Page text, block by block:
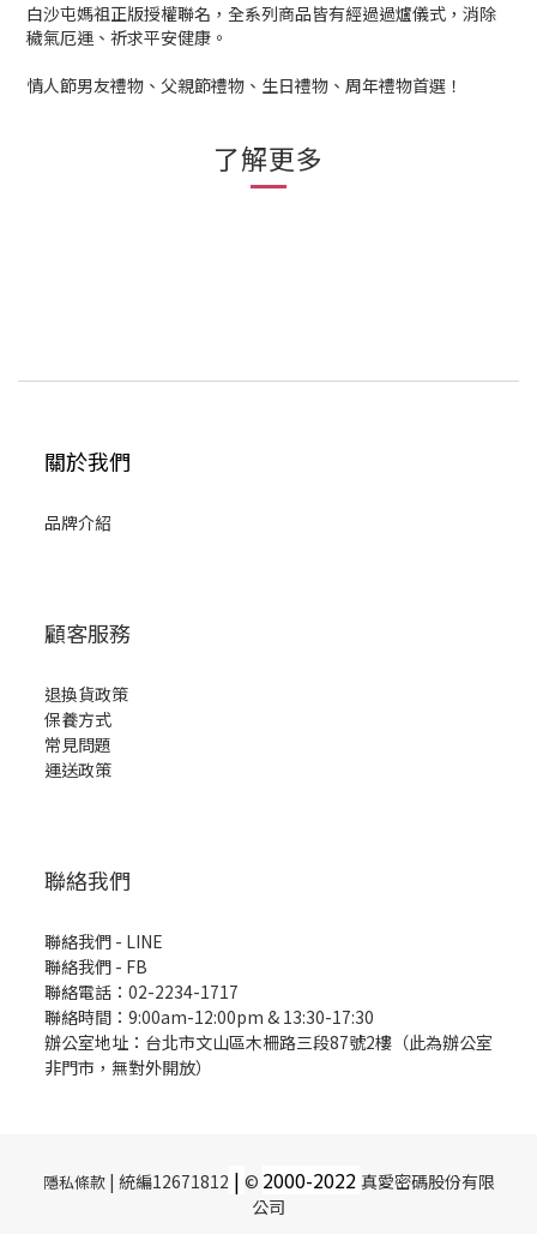
白沙屯媽祖正版授權聯名，全系列商品皆有經過過爐儀式，消除
穢氣厄運、祈求平安健康。
情人節男友禮物、父親節禮物、生日禮物、周年禮物首選！
了解更多
關於我們
品牌介紹
顧客服務
退換貨政策
保養方式
常見問題
運送政策
聯絡我們
聯絡我們 - LINE
聯絡我們 - FB
聯絡電話：02-2234-1717
聯絡時間：9:00am-12:00pm & 13:30-17:30
辦公室地址：台北市文山區木柵路三段87號2樓（此為辦公室
非門市，無對外開放）
隱私條款| 統編12671812 | © 2000-2022 真愛密碼股份有限
公司